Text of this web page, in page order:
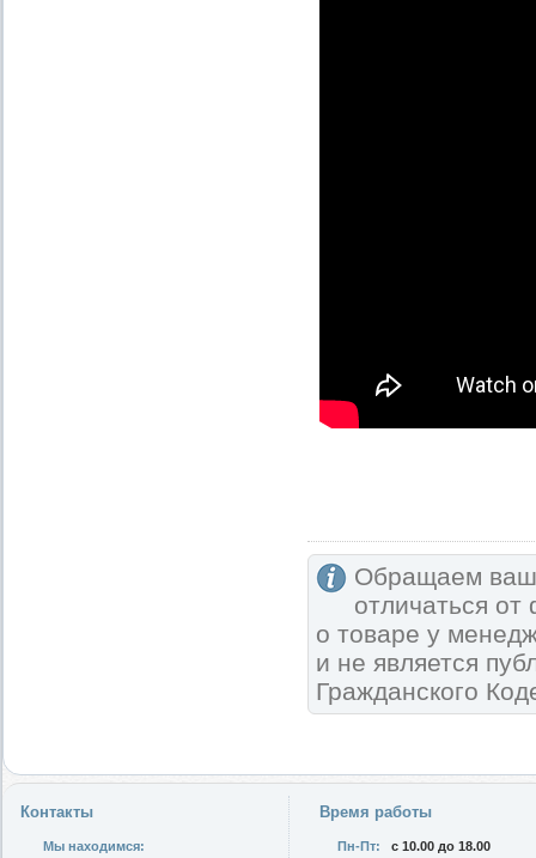
Обращаем
отличаться
о товаре у
и не является
Гражданского
Контакты
Мы находимся:
Время работы
Пн-Пт:
с 10.00 до 18.00